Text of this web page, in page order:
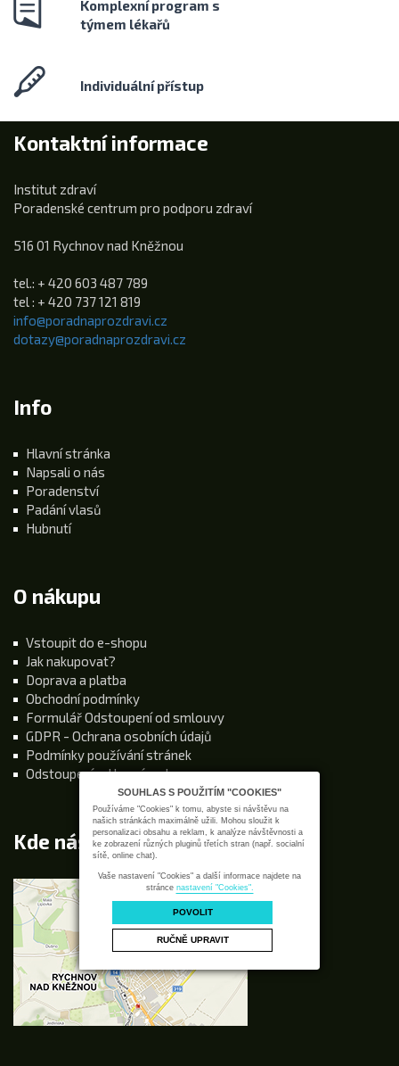
SOUHLAS S POUŽITÍM "COOKIES"
Používáme "Cookies" k tomu, abyste si návštěvu na
našich stránkách maximálně užili. Mohou sloužit k
personalizaci obsahu a reklam, k analýze návštěvnosti a
ke zobrazení různých pluginů třetích stran (např. socialní
sítě, online chat).
Vaše nastavení "Cookies" a další informace najdete na
stránce nastavení "Cookies".
RUČNĚ UPRAVIT
POVOLIT
Komplexní program s
týmem lékařů
Individuální přístup
Kontaktní informace
Institut zdraví
Poradenské centrum pro podporu zdraví
516 01 Rychnov nad Kněžnou
tel.: + 420 603 487 789
tel : + 420 737 121 819
info@poradnaprozdravi.cz
dotazy@poradnaprozdravi.cz
Info
Hlavní stránka
Napsali o nás
Poradenství
Padání vlasů
Hubnutí
O nákupu
Vstoupit do e-shopu
Jak nakupovat?
Doprava a platba
Obchodní podmínky
Formulář Odstoupení od smlouvy
GDPR - Ochrana osobních údajů
Podmínky používání stránek
Odstoupení od kupní smlouvy
Kde nás najdete